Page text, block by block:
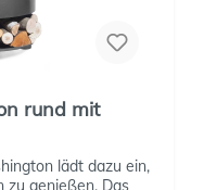
rund mit
lädt dazu ein,
zu genießen. Das